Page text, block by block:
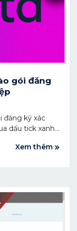
gói đăng
đăng ký xác
dấu tick xanh
dùng hơn.
Xem thêm